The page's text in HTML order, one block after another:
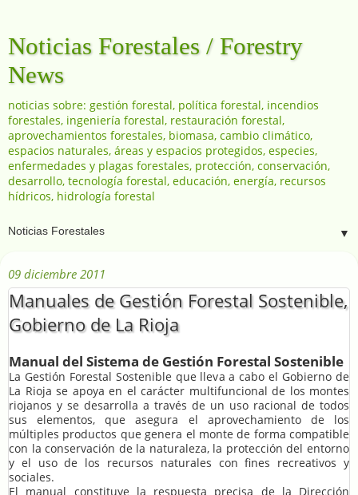
Noticias Forestales / Forestry
News
noticias sobre: gestión forestal, política forestal, incendios
forestales, ingeniería forestal, restauración forestal,
aprovechamientos forestales, biomasa, cambio climático,
espacios naturales, áreas y espacios protegidos, especies,
enfermedades y plagas forestales, protección, conservación,
desarrollo, tecnología forestal, educación, energía, recursos
hídricos, hidrología forestal
▼
09 diciembre 2011
Manuales de Gestión Forestal Sostenible,
Gobierno de La Rioja
Manual del Sistema de Gestión Forestal Sostenible
La Gestión Forestal Sostenible que lleva a cabo el Gobierno de
La Rioja se apoya en el carácter multifuncional de los montes
riojanos y se desarrolla a través de un uso racional de todos
sus elementos, que asegura el aprovechamiento de los
múltiples productos que genera el monte de forma compatible
con la conservación de la naturaleza, la protección del entorno
y el uso de los recursos naturales con fines recreativos y
sociales.
El manual constituye la respuesta precisa de la Dirección